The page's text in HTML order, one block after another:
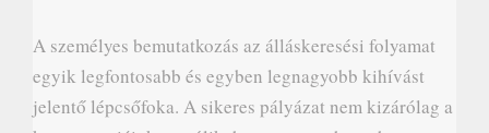
A személyes bemutatkozás az álláskeresési folyamat
egyik legfontosabb és egyben legnagyobb kihívást
jelentő lépcsőfoka. A sikeres pályázat nem kizárólag a